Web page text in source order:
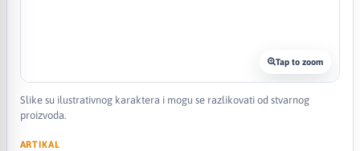
Tap to zoom
Slike su ilustrativnog karaktera i mogu se razlikovati od stvarnog
proizvoda.
ARTIKAL